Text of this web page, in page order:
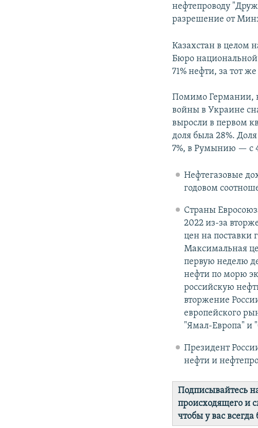
нефтепроводу
разрешение от
Казахстан в целом
Бюро национальной
71% нефти, за тот
Помимо Германии,
войны в Украине
выросли в первом
доля была 28%.
7%, в Румынию — с
Нефтегазовые
годовом
Страны
2022 из-за
цен на поставки
Максимальная
первую неделю
нефти по морю
российскую
вторжение
европейского
"Ямал-Европа" и
Президент
нефти и
Подписывайтесь
происходящего и
чтобы у вас